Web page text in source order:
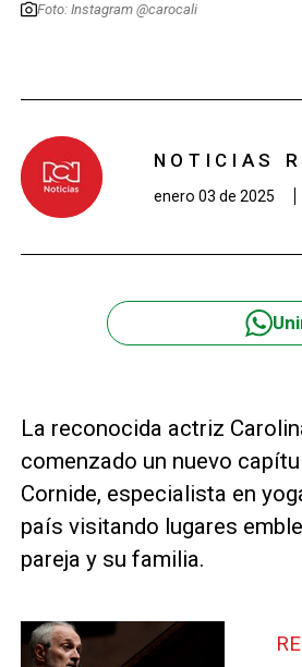
Foto: Instagram @carocali
NOTICIAS
enero 03 de 2025
La reconocida actriz
comenzado un nuevo
Cornide, especialista en
país visitando lugares
pareja y su familia.